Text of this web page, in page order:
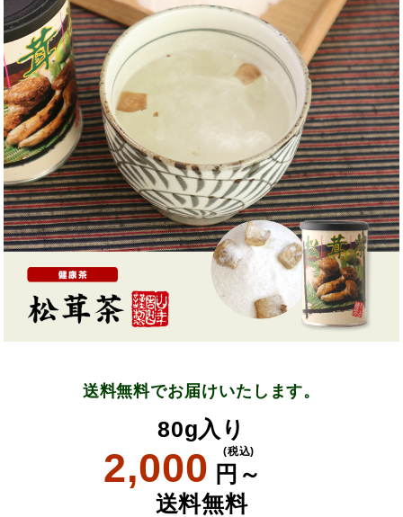
送料無料でお届けいたします。
80g入り
2,000 円～
(税込)
送料無料